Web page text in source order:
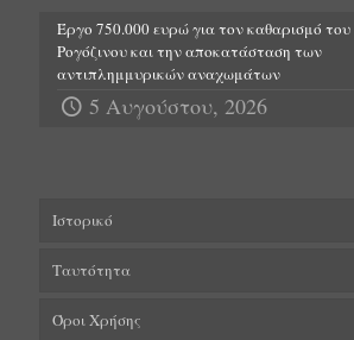
Έργο 750.000 ευρώ για τον καθαρισμό του
Ρογόζινου και την αποκατάσταση των
αντιπλημμυρικών αναχωμάτων
5 Αυγούστου, 2026
Ιστορικό
Ταυτότητα
Όροι Χρήσης